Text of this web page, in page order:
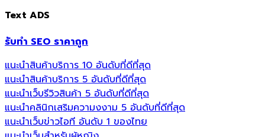
Text ADS
รับทำ SEO ราคาถูก
แนะนำสินค้าบริการ 10 อันดับที่ดีที่สุด
แนะนำสินค้าบริการ 5 อันดับที่ดีที่สุด
แนะนำเว็บรีวิวสินค้า 5 อันดับที่ดีที่สุด
แนะนำคลินิกเสริมความงงาม 5 อันดับที่ดีที่สุด
แนะนำเว็บข่าวไอที อันดับ 1 ของไทย